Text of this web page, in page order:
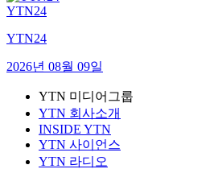
YTN24
YTN24
2026년 08월 09일
YTN 미디어그룹
YTN 회사소개
INSIDE YTN
YTN 사이언스
YTN 라디오